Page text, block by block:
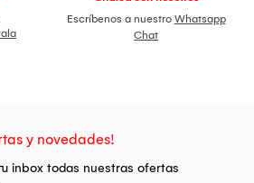
Escríbenos a nuestro Whatsapp
Chat
y novedades!
inbox todas nuestras ofertas